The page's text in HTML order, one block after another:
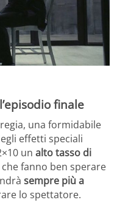
finale
una formidabile
effetti speciali
un alto tasso di
che fanno ben sperare
sempre più a
lo spettatore.